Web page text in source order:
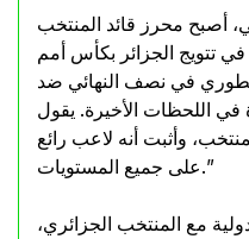
أصبح محرز قائد المنتخب
تتويج الجزائر بكأس أمم
الأسطوري في نصف النهائي ضد
اللحظات الأخيرة. يقول
وأثبت أنه لاعب رائع
على جميع المستويات.”
بلغ 100 مباراة دولية مع المنتخب الجزائري،